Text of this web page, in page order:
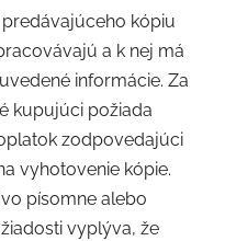
kópiu
a k nej má
informácie. Za
kupujúci požiada
zodpovedajúci
vyhotovenie kópie.
písomne alebo
vyplýva, že